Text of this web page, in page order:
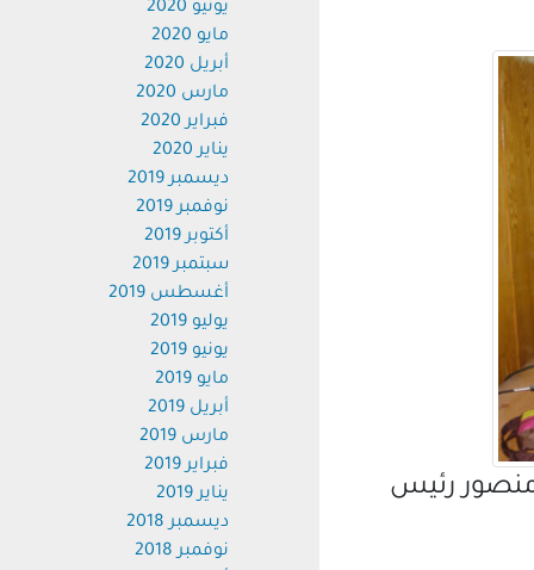
رئيس
يونيو 2020
مايو 2020
أبريل 2020
مارس 2020
فبراير 2020
يناير 2020
ديسمبر 2019
نوفمبر 2019
أكتوبر 2019
سبتمبر 2019
أغسطس 2019
يوليو 2019
يونيو 2019
مايو 2019
أبريل 2019
مارس 2019
فبراير 2019
يناير 2019
ديسمبر 2018
نوفمبر 2018